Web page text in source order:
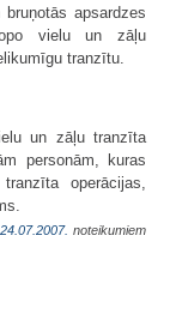
apsardzes
vielu un zāļu
tranzītu.
un zāļu tranzīta
personām, kuras
operācijas,
24.07.2007. noteikumiem